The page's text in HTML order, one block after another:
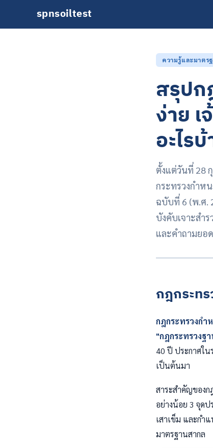
spnsoiltest
ความรู้และมาตร
สรุปก
ง่าย
อะไร
ตั้งแต่วันที่ 28
กระทรวงกำห
ฉบับที่ 6 (พ.ศ.
บังคับเจาะสำ
และคำถามยอ
กฎกระท
กฎกระทรวงกำ
"กฎกระทรวงฐ
40 ปี ประกาศใ
เป็นต้นมา
สาระสำคัญของ
อย่างน้อย 3 จุด
เสาเข็ม และกำ
มาตรฐานสากล